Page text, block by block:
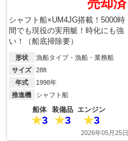
売却済
シャフト船×UM4JG搭載！5000時
間でも現役の実用艇！時化にも強
い！（船底掃除要）
形状
漁船タイプ・漁船・業務船
サイズ
28ft
年式
1998年
推進機
シャフト船
船体
3
装備品
3
エンジン
3
2026年05月25日